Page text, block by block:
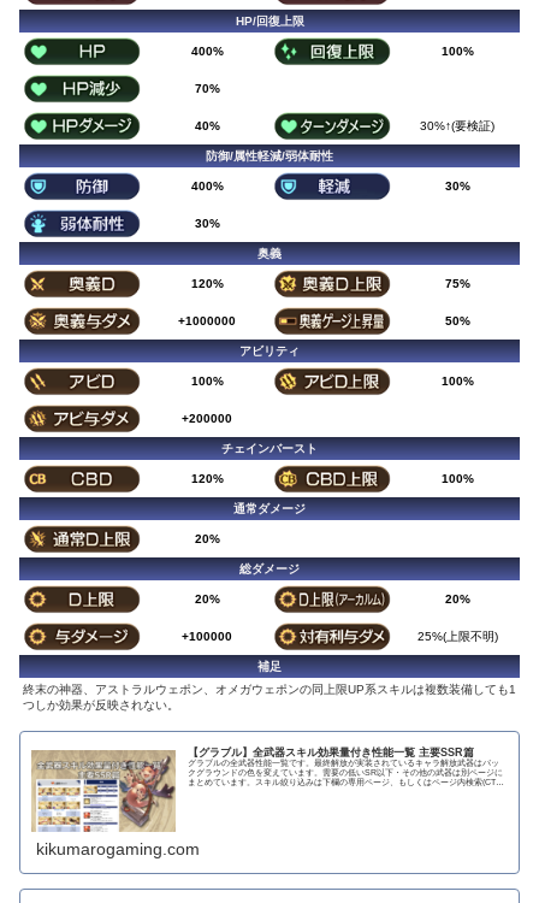
HP/回復上限
400% 100%
70%
40% 30%↑(要検証)
防御/属性軽減/弱体耐性
400% 30%
30%
奥義
120% 75%
+1000000 50%
アビリティ
100% 100%
+200000
チェインバースト
120% 100%
通常ダメージ
20%
総ダメージ
20% 20%
+100000 25%(上限不明)
補足
終末の神器、アストラルウェポン、オメガウェポンの同上限UP系スキルは複数装備しても1
つしか効果が反映されない。
【グラブル】全武器スキル効果量付き性能一覧 主要SSR篇
グラブルの全武器性能一覧です。最終解放が実装されているキャラ解放武器はバッ
クグラウンドの色を変えています。需要の低いSR以下・その他の武器は別ページに
まとめています。スキル絞り込みは下欄の専用ページ、もしくはページ内検索(CTRL
kikumarogaming.com